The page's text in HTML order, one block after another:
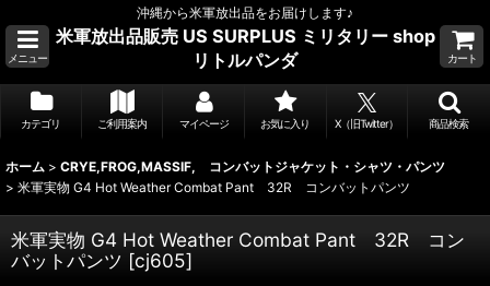
沖縄から米軍放出品をお届けします♪
メニュー
米軍放出品販売 US SURPLUS ミリタリー shop
リトルパンダ
カート
カテゴリ ご利用案内 マイページ お気に入り X（旧Twitter） 商品検索
ホーム > CRYE,FROG,MASSIF, コンバットジャケット・シャツ・パンツ
> 米軍実物 G4 Hot Weather Combat Pant 32R コンバットパンツ
米軍実物 G4 Hot Weather Combat Pant 32R コン
バットパンツ [cj605]